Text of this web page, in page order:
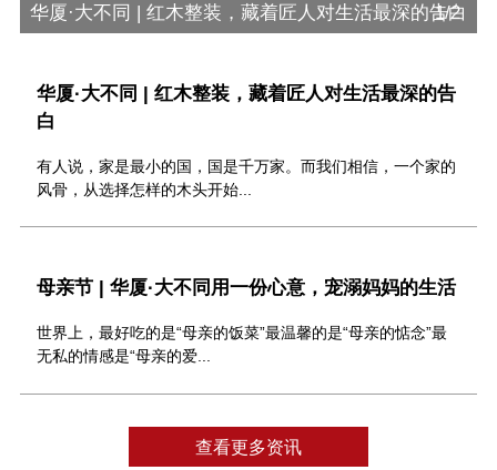
华厦·大不同 | 红木整装，藏着匠人对生活最深的告白
1/2
华厦·大不同 | 红木整装，藏着匠人对生活最深的告
白
有人说，家是最小的国，国是千万家。而我们相信，一个家的
风骨，从选择怎样的木头开始...
母亲节 | 华厦·大不同用一份心意，宠溺妈妈的生活
世界上，最好吃的是“母亲的饭菜”最温馨的是“母亲的惦念”最
无私的情感是“母亲的爱...
查看更多资讯